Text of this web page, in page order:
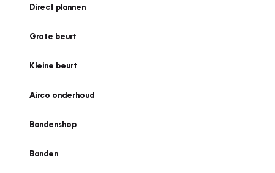
Direct plannen
Grote beurt
Kleine beurt
Airco onderhoud
Bandenshop
Banden